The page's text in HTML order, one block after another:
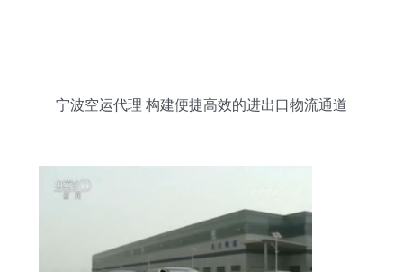
宁波空运代理 构建便捷高效的进出口物流通道